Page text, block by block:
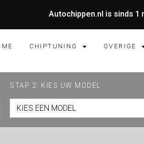
Autochippen.nl is sinds 1
CHIPTUNING OVERIGE
STAP 2: KIES UW MODEL
KIES EEN MODEL